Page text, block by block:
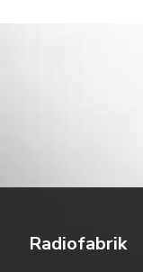
Radiofabrik